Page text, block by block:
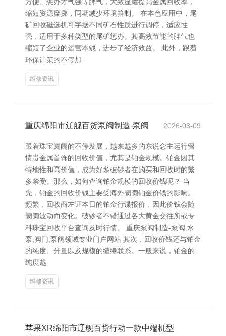
缩短资源糜掷，同期减少环境箝制。 在本色应用中，尾
矿回收磁选机可字据不同矿石性质进行调停，适应性
强，适用于多种类型的尾矿惩办。其高效节能的脾气也
缩短了企业的运营本钱，进步了经济效益。 此外，跟着
环保计策的不停加
维修资讯
重庆绵阳市辽舰百货泵阀制造-泵阀 2026-03-09
跟着珠宝阛阓的不停发展，越来越多的东说念主运行留
情贵金属首饰的回收价值，尤其是铂金规模。铂金因其
特地性和高价值，成为好多破钞者在购买和回收时的繁
多禁受。那么，如何查询铂金规模的回收价钱呢？ 当
先，铂金的回收价钱主要受海外阛阓铂金价钱的影响。
频繁，回收商左证本日的铂金行谍报价，因此价钱会随
阛阓波动而变化。破钞者不错通过各大黄金交往所或专
科珠宝回收平台查询及时行情。 重庆泵阀制造-泵阀,水
泵,阀门,泵阀领域专业门户网站 其次，回收价钱还与铂金
的纯度、分量以及规模的缱绻联系。一般来说，铂金的
纯度越
维修资讯
苹果XR绵阳市辽舰百货行动一款中端机型